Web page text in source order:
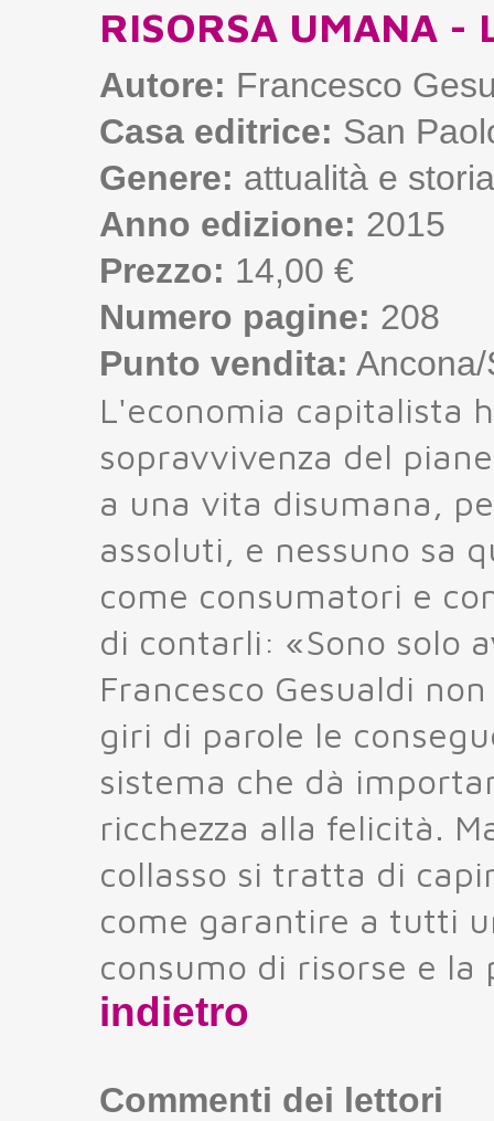
RISORSA UMANA
Autore: Francesco
Casa editrice: San
Genere: attualità e storia
Anno edizione: 2015
Prezzo: 14,00 €
Numero pagine: 208
Punto vendita:
L'economia capitalista
sopravvivenza del
a una vita disumana,
assoluti, e nessuno sa
come consumatori e
di contarli: «Sono solo
Francesco Gesualdi
giri di parole le
sistema che dà
ricchezza alla felicità.
collasso si tratta di
come garantire a tutti
consumo di risorse e
indietro
Commenti dei lettori